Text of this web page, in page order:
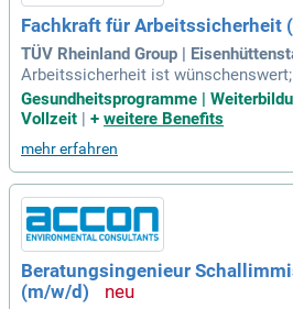
Fachkraft für Arbeitssicherheit
TÜV Rheinland Group |
Arbeitssicherheit ist wünschenswert;
eur, , Techniker oder eine
norientiertes, strukturiertes und
e in einschlägigen
Gesundheitsprogramme |
Vollzeit | + weitere Benefits
mehr erfahren
Beratungsingenieur
(m/w/d)